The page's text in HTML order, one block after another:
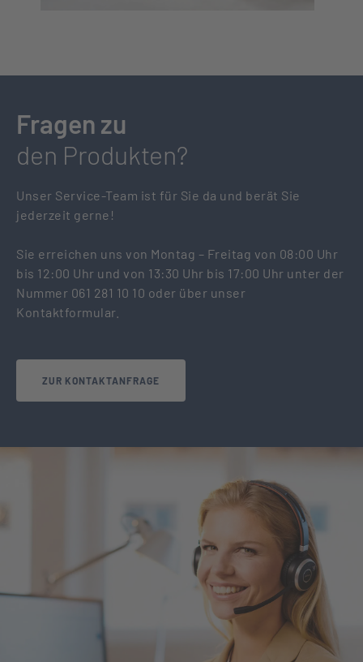
Fragen zu
den Produkten?
Unser Service-Team ist für Sie da und berät Sie
jederzeit gerne!
Sie erreichen uns von Montag – Freitag von 08:00 Uhr
bis 12:00 Uhr und von 13:30 Uhr bis 17:00 Uhr unter der
Nummer 061 281 10 10 oder über unser
Kontaktformular.
ZUR KONTAKTANFRAGE